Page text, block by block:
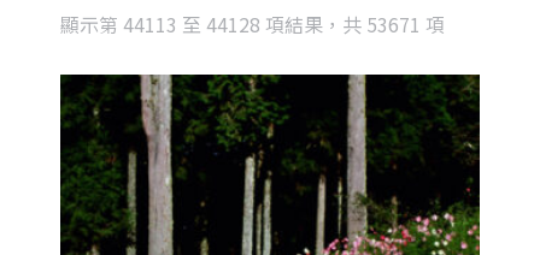
顯示第 44113 至 44128 項結果，共 53671 項
latest